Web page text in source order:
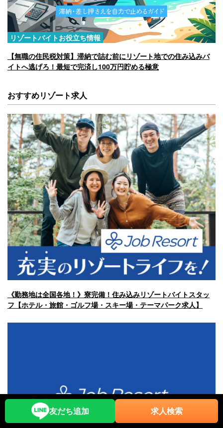
リゾートバイトお役立ち情報
【無職の住民税対策】滞納で詰む前にリゾート地での住み込みバ
イトへ逃げろ！最短で完済し100万円貯める極意
おすすめリゾート求人
《勤務地は全国各地！》寮完備！住み込みリゾートバイトスタッ
フ【ホテル・旅館・ゴルフ場・スキー場・テーマパーク求人】
友だち追加 求人検索